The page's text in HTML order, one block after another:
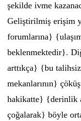
şekilde ivme
Geliştirilmiş erişim
forumlarına}
beklenmektedir}.
arttıkça} {bu talihsiz
mekanlarının}
hakikatte} {derinlik
çoğalarak} böyle